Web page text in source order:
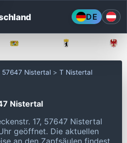
DE
57647 Nistertal T Nistertal
Nistertal
17, 57647 Nistertal
geöffnet. Die aktuellen
an den Zapfsäulen findest